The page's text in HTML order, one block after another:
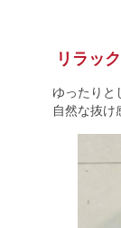
リラッ
ゆったりと
自然な抜け